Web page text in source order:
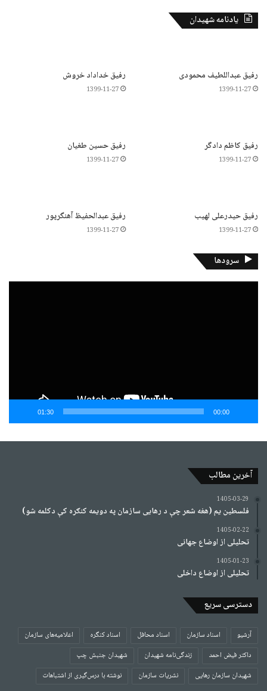
یادنامه شهیدان
رفیق عبداللطیف محمودی
1399-11-27
رفیق خداداد خروش
1399-11-27
رفیق کاظم دادگر
1399-11-27
رفیق حسین طغیان
1399-11-27
رفیق حیدرعلی لهیب
1399-11-27
رفیق عبدالحفیظ آهنگرپور
1399-11-27
سرودها
00:00
01:30
آخرین مطالب
1405-03-29
فلسطین یم (هغه شعر چې د رهایی سازمان په دویمه کنګره کې دکلمه شو)
1405-02-22
تحلیلی از اوضاع جهانی
1405-01-23
تحلیلی از اوضاع داخلی
دسترسی سریع
آرشیو اسناد سازمان اسناد محافل اسناد کنگره
اعلامیه‌های سازمان
داکتر فیض احمد
زندگی‌نامه شهیدان
شهیدان جنبش چپ
شهیدان سازمان رهایی
نشریات سازمان نوشته با درس‌گیری از اشتباهات